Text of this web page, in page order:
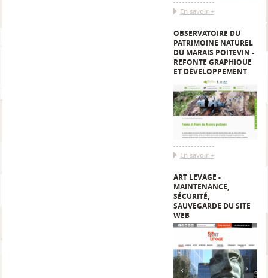
En savoir +
OBSERVATOIRE DU
PATRIMOINE NATUREL
DU MARAIS POITEVIN -
REFONTE GRAPHIQUE
ET DÉVELOPPEMENT
En savoir +
ART LEVAGE -
MAINTENANCE,
SÉCURITÉ,
SAUVEGARDE DU SITE
WEB